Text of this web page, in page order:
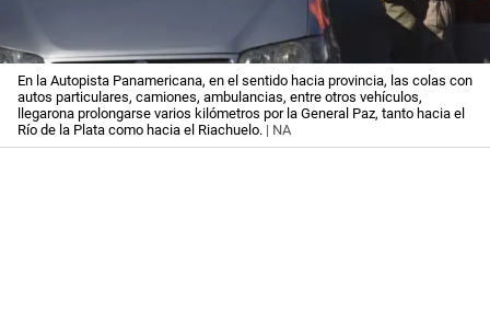
En la Autopista Panamericana, en el sentido hacia provincia, las colas con
autos particulares, camiones, ambulancias, entre otros vehículos,
llegarona prolongarse varios kilómetros por la General Paz, tanto hacia el
Río de la Plata como hacia el Riachuelo. | NA